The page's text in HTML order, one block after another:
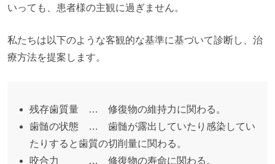
いっても、患者様の主観に過ぎません。
私たちは以下のような客観的な基準に基づいて診断し、治
療方法を提案します。
残存歯質量 … 修復物の維持力に関わる。
歯髄の状態 … 歯髄が露出していたり感染してい
たりすると歯質の切削量に関わる。
咬合力 … 修復物の寿命に関わる。